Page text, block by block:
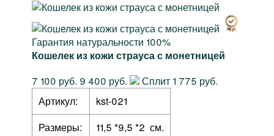
Гарантия натуральности 100%
Кошелек из кожи страуса с монетницей
7 100 руб. 9 400 руб.
Сплит 1 775 руб.
Артикул:
kst-021
Размеры:
11,5 *9,5 *2 см.